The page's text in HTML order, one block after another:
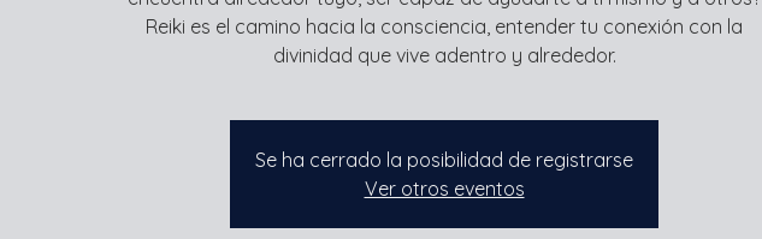
Reiki es el camino hacia la consciencia, entender tu conexión con la
divinidad que vive adentro y alrededor.
Se ha cerrado la posibilidad de registrarse
Ver otros eventos